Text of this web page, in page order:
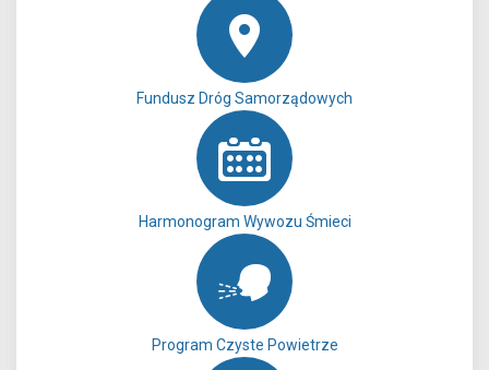
Fundusz Dróg Samorządowych
Harmonogram Wywozu Śmieci
Program Czyste Powietrze